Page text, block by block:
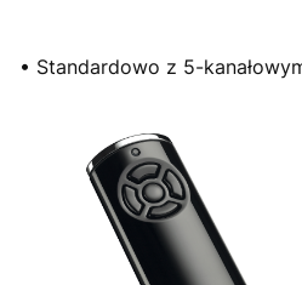
• Standardowo z 5-